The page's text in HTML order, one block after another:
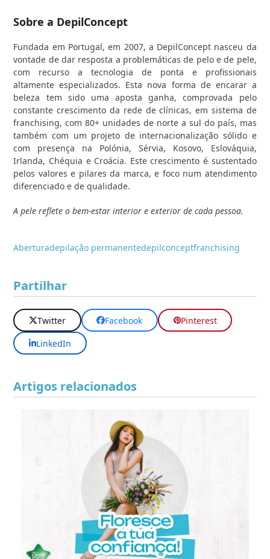
Sobre a DepilConcept
Fundada em Portugal, em 2007, a DepilConcept nasceu da
vontade de dar resposta a problemáticas de pelo e de pele,
com recurso a tecnologia de ponta e profissionais
altamente especializados. Esta nova forma de encarar a
beleza tem sido uma aposta ganha, comprovada pelo
constante crescimento da rede de clínicas, em sistema de
franchising, com 80+ unidades de norte a sul do país, mas
também com um projeto de internacionalização sólido e
com presença na Polónia, Sérvia, Kosovo, Eslováquia,
Irlanda, Chéquia e Croácia. Este crescimento é sustentado
pelos valores e pilares da marca, e foco num atendimento
diferenciado e de qualidade.
A pele reflete o bem-estar interior e exterior de cada pessoa.
Aberturadepilação permanentedepilconceptfranchising
Partilhar
Twitter Facebook
Pinterest
LinkedIn
Artigos relacionados